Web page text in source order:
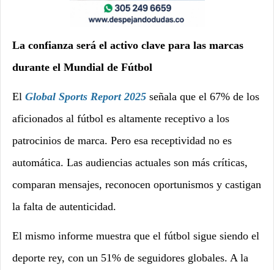
La confianza será el activo clave para las marcas
durante el Mundial de Fútbol
El Global Sports Report 2025 señala que el 67% de los
aficionados al fútbol es altamente receptivo a los
patrocinios de marca. Pero esa receptividad no es
automática. Las audiencias actuales son más críticas,
comparan mensajes, reconocen oportunismos y castigan
la falta de autenticidad.
El mismo informe muestra que el fútbol sigue siendo el
deporte rey, con un 51% de seguidores globales. A la